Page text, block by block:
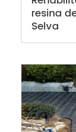
resina
Selva